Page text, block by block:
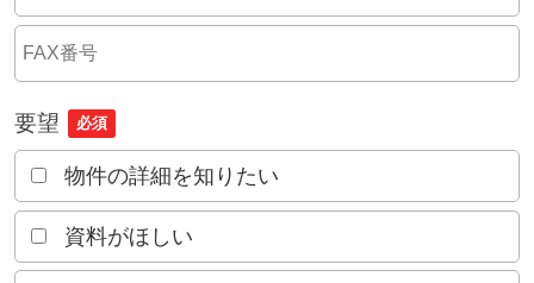
要望 必須
物件の詳細を知りたい
資料がほしい